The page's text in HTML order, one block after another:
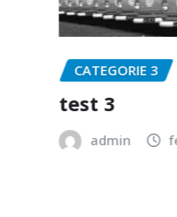
CATEGORIE 3
feb 16, 2026